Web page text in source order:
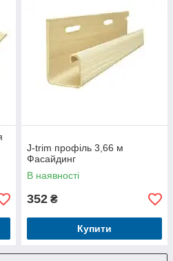
J-trim профіль 3,66 м
Фасайдинг
В наявності
352 ₴
Купити